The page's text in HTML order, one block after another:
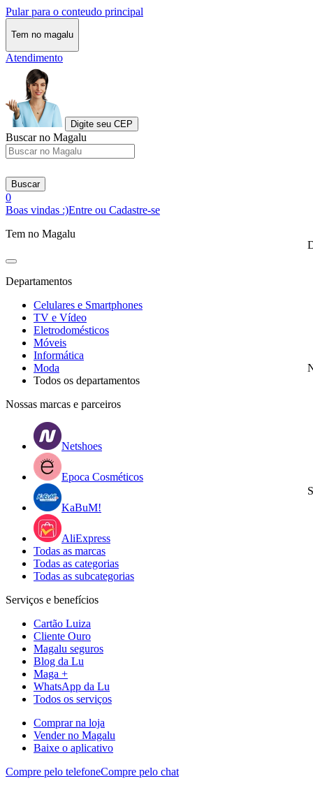
Pular para o conteudo principal
Tem no magalu
Atendimento
Digite seu CEP
Buscar no Magalu
Buscar
0
Boas vindas :)Entre ou Cadastre-se
Tem no Magalu
Departamentos
Celulares e Smartphones
TV e Vídeo
Eletrodomésticos
Móveis
Informática
Moda
Todos os departamentos
Nossas marcas e parceiros
Netshoes
Epoca Cosméticos
KaBuM!
AliExpress
Todas as marcas
Todas as categorias
Todas as subcategorias
Serviços e benefícios
Cartão Luiza
Cliente Ouro
Magalu seguros
Blog da Lu
Maga +
WhatsApp da Lu
Todos os serviços
Comprar na loja
Vender no Magalu
Baixe o aplicativo
Compre pelo telefoneCompre pelo chat